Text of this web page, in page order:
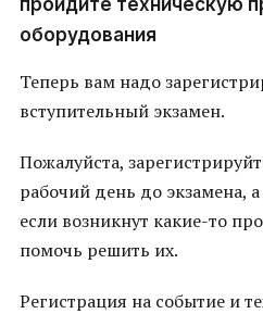
пройдите техническую
оборудования
Теперь вам надо
вступительный экзамен.
Пожалуйста,
рабочий день до экзамена,
если возникнут какие-то
помочь решить их.
Регистрация на событие и